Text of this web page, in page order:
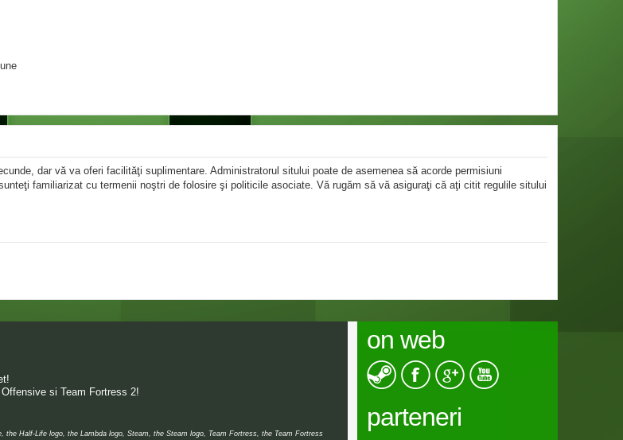
dar vă va oferi facilităţi suplimentare. Administratorul sitului poate de asemenea să acorde permisiuni
familiarizat cu termenii noştri de folosire şi politicile asociate. Vă rugăm să vă asiguraţi că aţi citit regulile sitului
si Team Fortress 2!
Half-Life logo, the Lambda logo, Steam, the Steam logo, Team Fortress, the Team Fortress
on web
parteneri